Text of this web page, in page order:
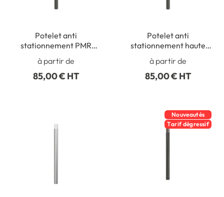
Potelet anti
stationnement PMR
haute visibilité -
Pommeau Boule
à partir de
85,00 € HT
Potelet anti
stationnement haute
visibilité - Pommeau
Cylindrique
à partir de
85,00 € HT
Nouveautés
Tarif dégressif